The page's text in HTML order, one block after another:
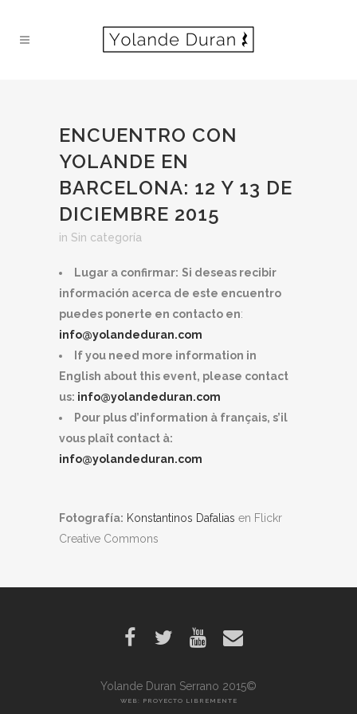
ENCUENTRO CON
YOLANDE EN
BARCELONA: 12 Y 13 DE
DICIEMBRE 2015
in Sin categoría
Lugar a confirmar: Si deseas recibir
información acerca de este encuentro
puedes ponerte en contacto en:
info@yolandeduran.com
If you need more information in
English about this event, please contact
us: info@yolandeduran.com
Pour plus d’information à français, s’il
vous plaît contact à:
info@yolandeduran.com
Fotografía: Konstantinos Dafalias en Flickr
Creative Commons
Yolande Duran Serrano 2015©
WEB: PROYECTO LIBREMENTE